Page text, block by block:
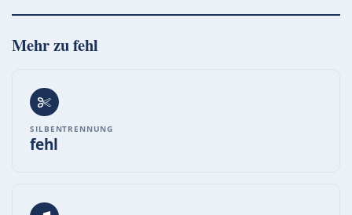
Mehr zufehl
SILBENTRENNUNG
fehl